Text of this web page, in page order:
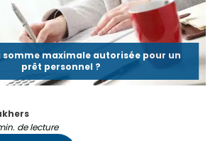
somme maximale autorisée pour un
prêt personnel ?
de lecture